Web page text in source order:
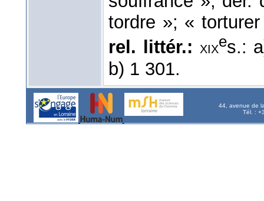
tordre »; «
rel. littér.: xixes.:
b) 1 301.
44, avenue de
Tél. :